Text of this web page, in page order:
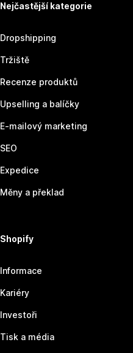
Nejčastější kategorie
Dropshipping
Tržiště
Recenze produktů
Upselling a balíčky
E-mailový marketing
SEO
Expedice
Měny a překlad
Shopify
Informace
Kariéry
Investoři
Tisk a média